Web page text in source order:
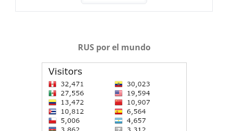
RUS por el mundo